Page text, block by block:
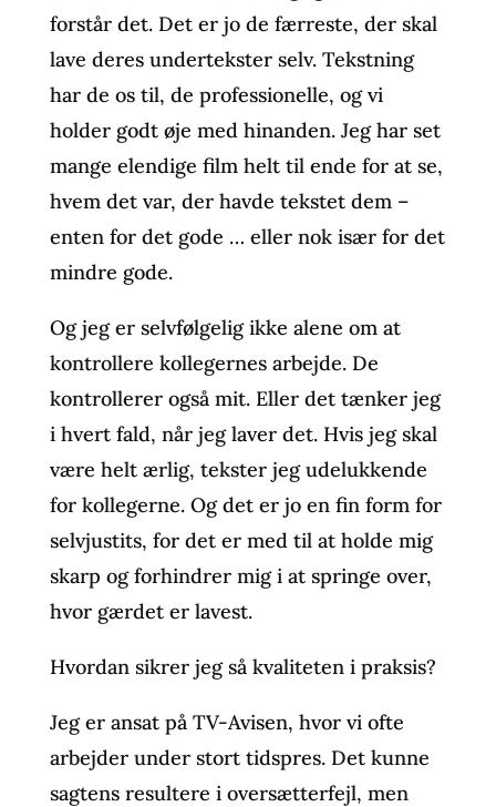
forstår det. Det er jo de færreste, der skal
lave deres undertekster selv. Tekstning
har de os til, de professionelle, og vi
holder godt øje med hinanden. Jeg har set
mange elendige film helt til ende for at se,
hvem det var, der havde tekstet dem –
enten for det gode … eller nok især for det
mindre gode.
Og jeg er selvfølgelig ikke alene om at
kontrollere kollegernes arbejde. De
kontrollerer også mit. Eller det tænker jeg
i hvert fald, når jeg laver det. Hvis jeg skal
være helt ærlig, tekster jeg udelukkende
for kollegerne. Og det er jo en fin form for
selvjustits, for det er med til at holde mig
skarp og forhindrer mig i at springe over,
hvor gærdet er lavest.
Hvordan sikrer jeg så kvaliteten i praksis?
Jeg er ansat på TV-Avisen, hvor vi ofte
arbejder under stort tidspres. Det kunne
sagtens resultere i oversætterfejl, men